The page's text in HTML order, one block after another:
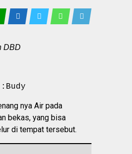
DBD
:Budy
nya Air pada
bekas, yang bisa
di tempat tersebut.